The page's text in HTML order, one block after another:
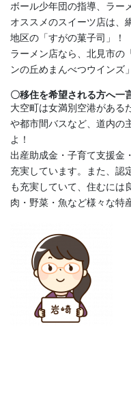
ボール少年団の指導、ラー
オススメのスイーツ店は、
地区の「すがの菓子司」！
ラーメン店なら、北見市の
ンの丘めまんべつウインズ
〇移住を希望される方へ一
大空町は女満別空港がある
や都市間バスなど、道内の
よ！
出産助成金・子育て支援金
充実しています。また、認
も充実していて、住むには
肉・野菜・魚など様々な特